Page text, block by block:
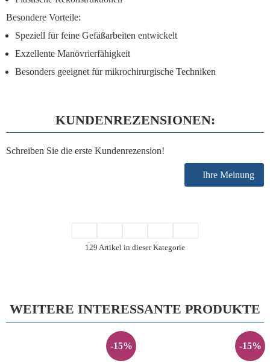
Besondere Vorteile:
Speziell für feine Gefäßarbeiten entwickelt
Exzellente Manövrierfähigkeit
Besonders geeignet für mikrochirurgische Techniken
KUNDENREZENSIONEN:
Schreiben Sie die erste Kundenrezension!
Ihre Meinung
129 Artikel in dieser Kategorie
WEITERE INTERESSANTE PRODUKTE
-15% -15%